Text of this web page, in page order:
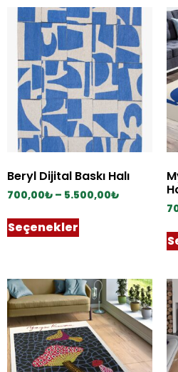
Beryl Dijital Baskı Halı
700,00₺ – 5.500,00₺
Seçenekler